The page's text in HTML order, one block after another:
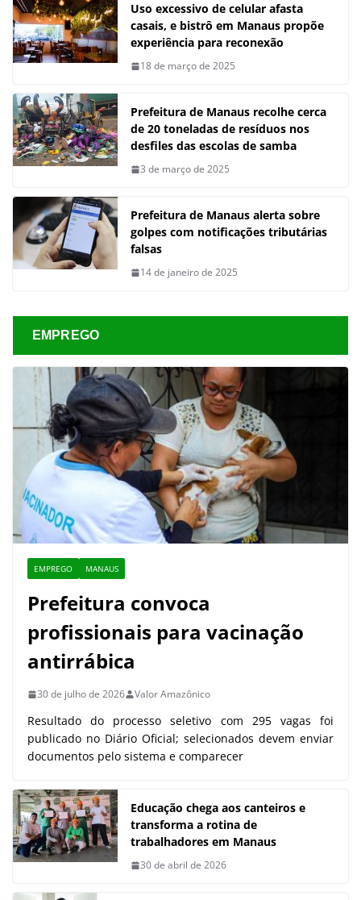
Uso excessivo de celular afasta
casais, e bistrô em Manaus propõe
experiência para reconexão
18 de março de 2025
Prefeitura de Manaus recolhe cerca
de 20 toneladas de resíduos nos
desfiles das escolas de samba
3 de março de 2025
Prefeitura de Manaus alerta sobre
golpes com notificações tributárias
falsas
14 de janeiro de 2025
EMPREGO
EMPREGO MANAUS
Prefeitura convoca
profissionais para vacinação
antirrábica
30 de julho de 2026 Valor Amazônico
Resultado do processo seletivo com 295 vagas foi
publicado no Diário Oficial; selecionados devem enviar
documentos pelo sistema e comparecer
Educação chega aos canteiros e
transforma a rotina de
trabalhadores em Manaus
30 de abril de 2026